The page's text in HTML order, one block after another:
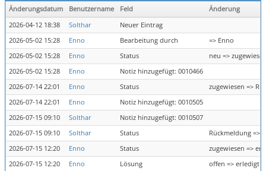
Änderungsdatum Benutzername Feld
Änderung
2026-04-12 18:38
Solthar
Neuer Eintrag
2026-05-02 15:28
Enno Bearbeitung durch
=> Enno
2026-05-02 15:28
Enno Status
neu =>
2026-05-02 15:28
Enno
Notiz hinzugefügt: 0010466
2026-07-14 22:01
Enno Status
zugewiesen =>
2026-07-14 22:01
Enno
Notiz hinzugefügt: 0010505
2026-07-15 09:10
Solthar
Notiz hinzugefügt: 0010507
2026-07-15 09:10
Solthar Status
Rückmeldung =>
2026-07-15 12:20
Enno Status
zugewiesen =>
2026-07-15 12:20
Enno Lösung offen => erledigt